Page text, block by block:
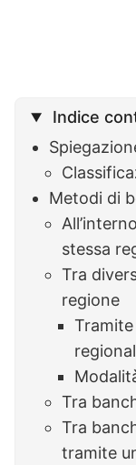
Indice
Metodi di
stessa
Tra
regione
Tra
Tra
tramite